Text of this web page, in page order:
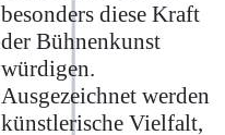
besonders diese Kraft
der Bühnenkunst
würdigen.
Ausgezeichnet werden
künstlerische Vielfalt,